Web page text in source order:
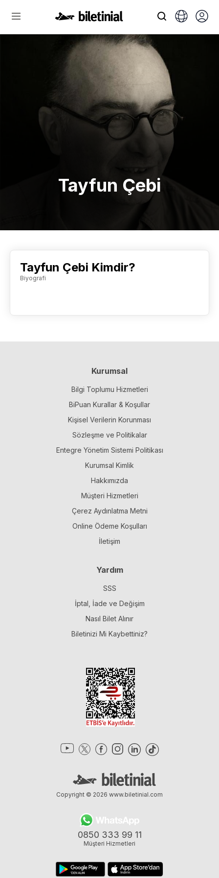
Tayfun Çebi
Tayfun Çebi Kimdir?
Biyografi
Kurumsal
Bilgi Toplumu Hizmetleri
BiPuan Kurallar & Koşullar
Kişisel Verilerin Korunması
Sözleşme ve Politikalar
Entegre Yönetim Sistemi Politikası
Kurumsal Kimlik
Hakkımızda
Müşteri Hizmetleri
Çerez Aydınlatma Metni
Online Ödeme Koşulları
İletişim
Yardım
SSS
İptal, İade ve Değişim
Nasıl Bilet Alınır
Biletinizi Mi Kaybettiniz?
0850 333 99 11
Müşteri Hizmetleri
Copyright © 2026 www.biletinial.com